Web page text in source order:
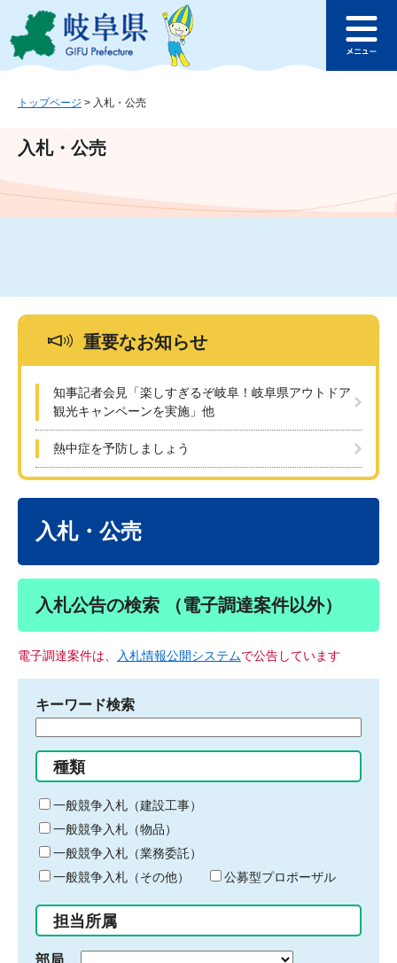
ジ
ュ
文
このページの本文へ
ュ
トップページ > 入札・公売
入札・公売
重要なお知らせ
知事記者会見「楽しすぎるぞ岐阜！岐阜県アウトドア
観光キャンペーンを実施」他
熱中症を予防しましょう
入札・公売
入札公告の検索 （電子調達案件以外）
電子調達案件は、 入札情報公開システムで公告しています
キーワード検索
る
キ
ー
ワ
ー
ド
入
力
種類
一般競争入札（建設工事）
一般競争入札（物品）
一般競争入札（業務委託）
一般競争入札（その他）
公募型プロポーザル
担当所属
部局